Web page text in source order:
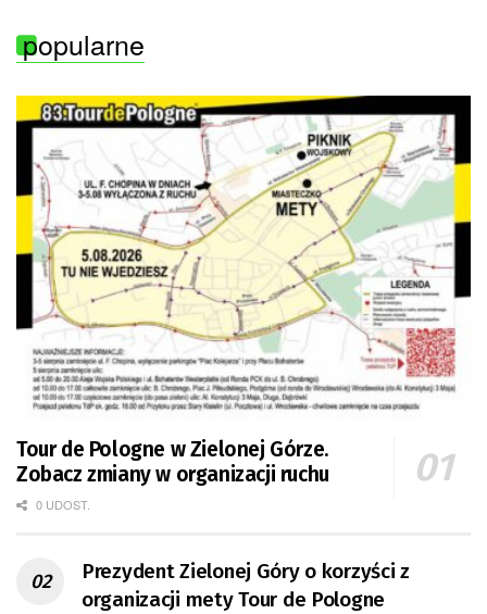
popularne
Tour de Pologne w Zielonej Górze.
Zobacz zmiany w organizacji ruchu
0 UDOST.
Prezydent Zielonej Góry o korzyści z
organizacji mety Tour de Pologne